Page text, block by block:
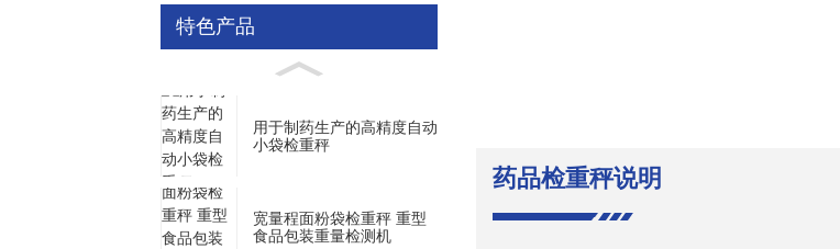
特色产品
用于制药生产的高精度自动
小袋检重秤
宽量程面粉袋检重秤 重型
食品包装重量检测机
药品检重秤说明